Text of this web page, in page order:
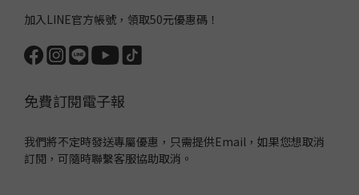
加入LINE官方帳號，領取50元優惠碼！
免費訂閱電子報
我們將不定時發送專屬優惠，只需提供Email，如果您想取消
訂閱，可隨時聯繫客服協助取消。